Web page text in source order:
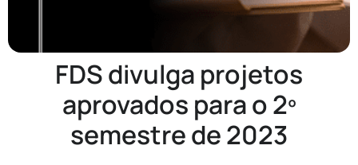
FDS divulga projetos
aprovados para o 2º
semestre de 2023